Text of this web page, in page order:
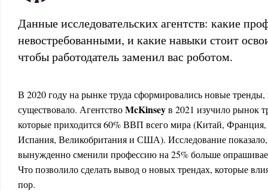
Данные исследовательских агентств: какие
невостребованными, и какие навыки стоит
чтобы работодатель заменил вас роботом.
В 2020 году на рынке труда сформировались новые
существовало. АгентствоMcKinseyв 2021 изучило рынок
которые приходится 60% ВВП всего мира (Китай,
Испания, Великобритания и США). Исследование
вынужденно сменили профессию на 25% больше
Что позволило сделать вывод о новых трендах, которые
пор.